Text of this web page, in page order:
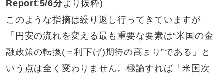
Report:5/6分より抜粋)
このような指摘は繰り返し行ってきていますが
「円安の流れを変える最も重要な要素は“米国の金
融政策の転換(＝利下げ)期待の高まり”である」と
いう点は全く変わりません。極論すれば「米国次